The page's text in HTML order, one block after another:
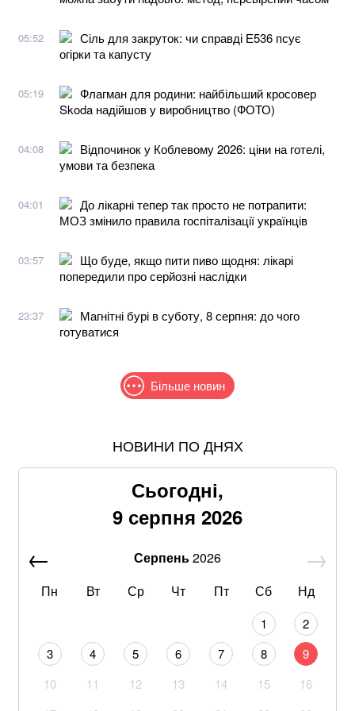
05:52
Сіль для закруток: чи справді Е536 псує
огірки та капусту
05:19
Флагман для родини: найбільший кросовер
Skoda надійшов у виробництво (ФОТО)
04:08
Відпочинок у Коблевому 2026: ціни на готелі,
умови та безпека
04:01
До лікарні тепер так просто не потрапити:
МОЗ змінило правила госпіталізації українців
03:57
Що буде, якщо пити пиво щодня: лікарі
попередили про серйозні наслідки
23:37
Магнітні бурі в суботу, 8 серпня: до чого
готуватися
Більше новин
Хацкевич: Гуцуляк навіть не прийшов потиснути
Через повагу до Реалу: Родрі отримуватиме в
Барселоні 15 мільйонів на рік
Google прибирає одну з найзручніших функцій
росія створює бойові підрозділи з українських
Пенсія без стажу: скільки отримає пенсіонер, який
ніколи не працював
НОВИНИ ПО ДНЯХ
Сьогодні,
9 серпня 2026
Серпень2026
Пн
Вт Ср Чт Пт Сб Нд
1
2
3
4 5 6 7 8
9
10
11 12 13 14 15
16